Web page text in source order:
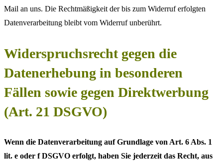
Mail an uns. Die Rechtmäßigkeit der bis zum Widerruf erfolgten
Datenverarbeitung bleibt vom Widerruf unberührt.
Widerspruchsrecht gegen die
Datenerhebung in besonderen
Fällen sowie gegen Direktwerbung
(Art. 21 DSGVO)
Wenn die Datenverarbeitung auf Grundlage von Art. 6 Abs. 1
lit. e oder f DSGVO erfolgt, haben Sie jederzeit das Recht, aus